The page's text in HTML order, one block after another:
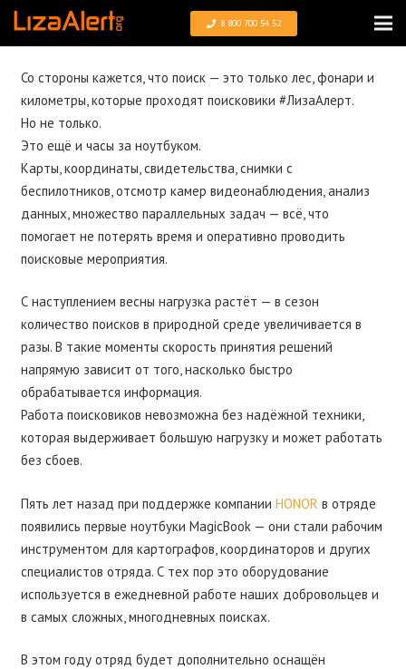
8 800 700 54 52
Со стороны кажется, что поиск — это только лес, фонари и
километры, которые проходят поисковики #ЛизаАлерт.
Но не только.
Это ещё и часы за ноутбуком.
Карты, координаты, свидетельства, снимки с
беспилотников, отсмотр камер видеонаблюдения, анализ
данных, множество параллельных задач — всё, что
помогает не потерять время и оперативно проводить
поисковые мероприятия.
С наступлением весны нагрузка растёт — в сезон
количество поисков в природной среде увеличивается в
разы. В такие моменты скорость принятия решений
напрямую зависит от того, насколько быстро
обрабатывается информация.
Работа поисковиков невозможна без надёжной техники,
которая выдерживает большую нагрузку и может работать
без сбоев.
Пять лет назад при поддержке компании HONOR в отряде
появились первые ноутбуки MagicBook — они стали рабочим
инструментом для картографов, координаторов и других
специалистов отряда. С тех пор это оборудование
используется в ежедневной работе наших добровольцев и
в самых сложных, многодневных поисках.
В этом году отряд будет дополнительно оснащён